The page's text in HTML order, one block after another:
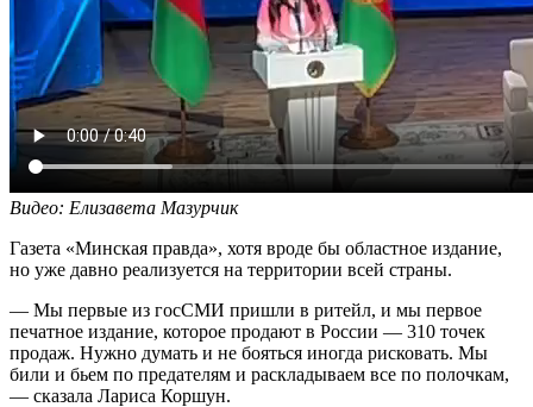
Видео: Елизавета Мазурчик
Газета «Минская правда», хотя вроде бы областное издание,
но уже давно реализуется на территории всей страны.
— Мы первые из госСМИ пришли в ритейл, и мы первое
печатное издание, которое продают в России — 310 точек
продаж. Нужно думать и не бояться иногда рисковать. Мы
били и бьем по предателям и раскладываем все по полочкам,
— сказала Лариса Коршун.